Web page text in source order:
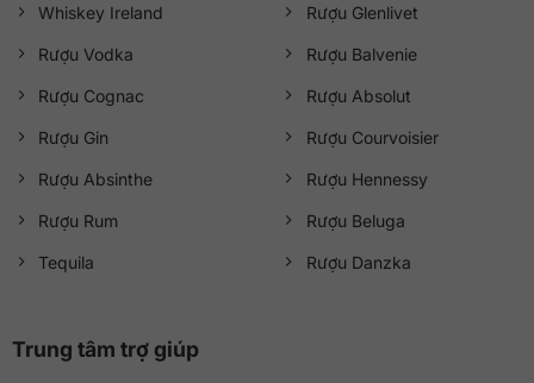
Whiskey Ireland
Rượu Vodka
Rượu Cognac
Rượu Gin
Rượu Absinthe
Rượu Rum
Tequila
Rượu Glenlivet
Rượu Balvenie
Rượu Absolut
Rượu Courvoisier
Rượu Hennessy
Rượu Beluga
Rượu Danzka
Trung tâm trợ giúp